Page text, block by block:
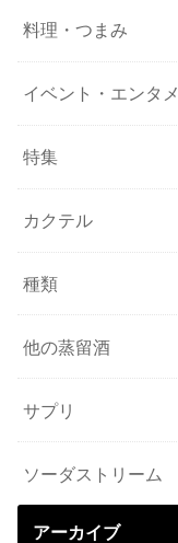
料理・つまみ
イベント・エンタメ
特集
カクテル
種類
他の蒸留酒
サプリ
ソーダストリーム
アーカイブ